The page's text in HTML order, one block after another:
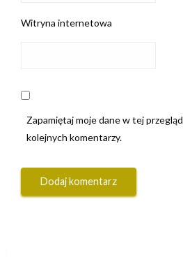
Witryna internetowa
Zapamiętaj moje dane w tej
kolejnych komentarzy.